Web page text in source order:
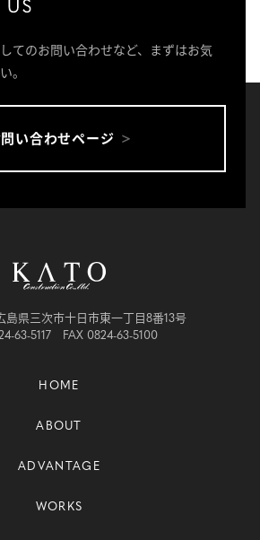
てのお問い合わせなど、まずはお気
。
い合わせページ
島県三次市十日市東一丁目8番13号
63-5117 FAX 0824-63-5100
HOME
ABOUT
ADVANTAGE
WORKS